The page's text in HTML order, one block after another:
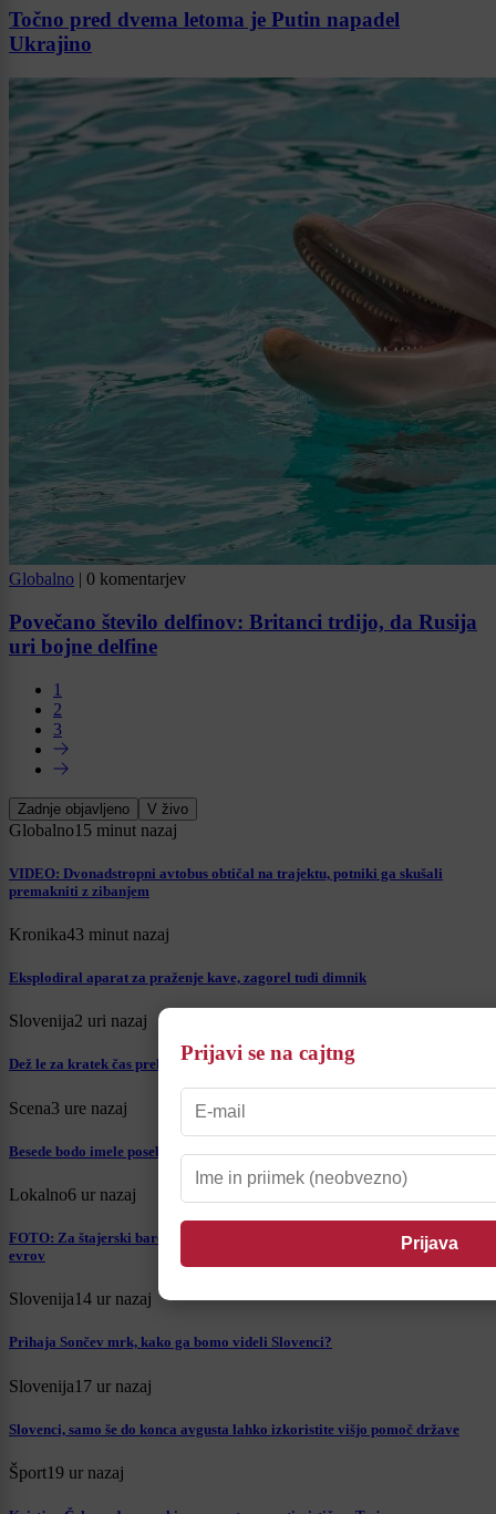
Točno pred dvema letoma je Putin napadel
Ukrajino
Globalno | 0 komentarjev
Povečano število delfinov: Britanci trdijo, da Rusija
uri bojne delfine
1
2
3
Zadnje objavljeno V živo
Globalno15 minut nazaj
VIDEO: Dvonadstropni avtobus obtičal na trajektu, potniki ga skušali
premakniti z zibanjem
Kronika43 minut nazaj
Eksplodiral aparat za praženje kave, zagorel tudi dimnik
Slovenija2 uri nazaj
Dež le za kratek čas prekinil vročino, zdaj sledi nov niz suhih dni
Scena3 ure nazaj
Besede bodo imele posebno težo, ta znamenja naj bodo danes previdna
Lokalno6 ur nazaj
FOTO: Za štajerski baročni dvorec z bogato zgodovino želijo pol milijona
evrov
Slovenija14 ur nazaj
Prihaja Sončev mrk, kako ga bomo videli Slovenci?
Slovenija17 ur nazaj
Slovenci, samo še do konca avgusta lahko izkoristite višjo pomoč države
Šport19 ur nazaj
Prijavi se na cajtng